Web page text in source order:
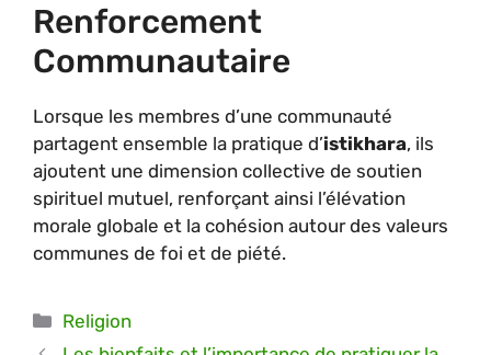
Renforcement
Communautaire
Lorsque les membres d’une communauté
partagent ensemble la pratique d’istikhara, ils
ajoutent une dimension collective de soutien
spirituel mutuel, renforçant ainsi l’élévation
morale globale et la cohésion autour des valeurs
communes de foi et de piété.
Catégories
Religion